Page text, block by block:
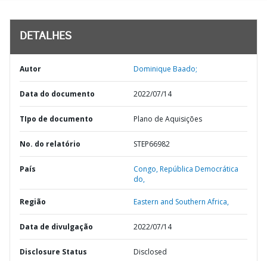
DETALHES
Autor Dominique Baado;
Data do documento 2022/07/14
TIpo de documento Plano de Aquisições
No. do relatório STEP66982
País Congo,República Democrática
do,
Região Eastern and Southern Africa,
Data de divulgação 2022/07/14
Disclosure Status Disclosed